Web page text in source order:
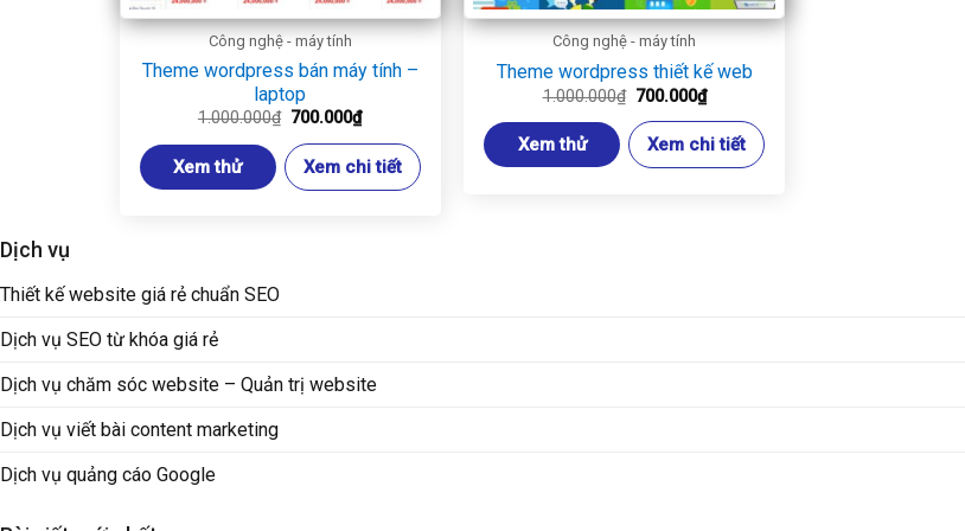
Công nghệ - máy tính
Theme wordpress bán máy tính –
laptop
1.000.000₫ Giá
là:
1.000.000₫.
700.000₫Giá
hiện
tại
là:
700.000₫.
Xem thử Xem chi tiết
Công nghệ - máy tính
Theme wordpress thiết kế web
1.000.000₫ Giá
là:
1.000.000₫.
700.000₫Giá
hiện
tại
là:
700.000₫.
Xem thử Xem chi tiết
Dịch vụ
Thiết kế website giá rẻ chuẩn SEO
Dịch vụ SEO từ khóa giá rẻ
Dịch vụ chăm sóc website – Quản trị website
Dịch vụ viết bài content marketing
Dịch vụ quảng cáo Google